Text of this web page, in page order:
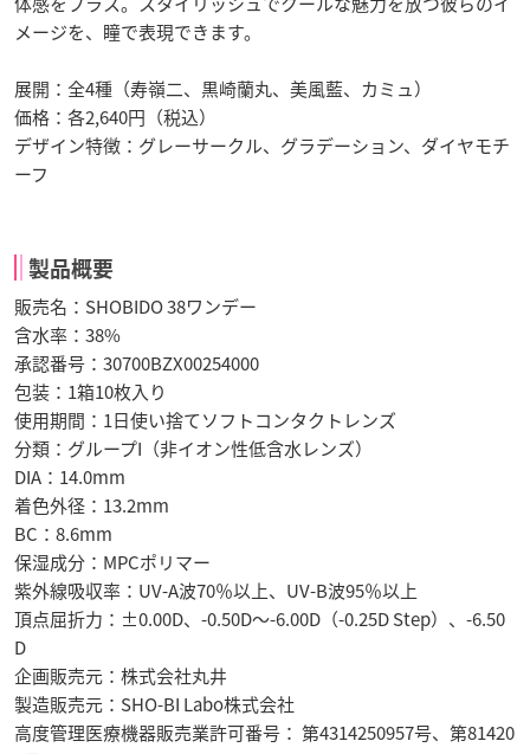
メージを、瞳で表現できます。
展開：全4種（寿嶺二、黒崎蘭丸、美風藍、カミュ）
価格：各2,640円（税込）
デザイン特徴：グレーサークル、グラデーション、ダイヤモチ
ーフ
製品概要
販売名：SHOBIDO 38ワンデー
含水率：38%
承認番号：30700BZX00254000
包装：1箱10枚入り
使用期間：1日使い捨てソフトコンタクトレンズ
分類：グループI（非イオン性低含水レンズ）
DIA：14.0mm
着色外径：13.2mm
BC：8.6mm
保湿成分：MPCポリマー
紫外線吸収率：UV-A波70％以上、UV-B波95％以上
頂点屈折力：±0.00D、-0.50D～-6.00D（-0.25D Step）、-6.50
D
企画販売元：株式会社丸井
製造販売元：SHO-BI Labo株式会社
高度管理医療機器販売業許可番号： 第4314250957号、第81420